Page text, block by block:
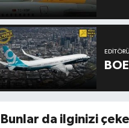
Bunlar da ilginizi